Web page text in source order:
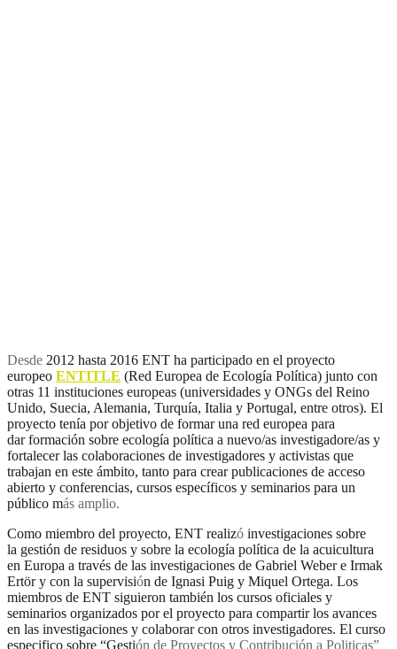
Desde 2012 hasta 2016 ENT ha participado en el proyecto
europeo ENTITLE (Red Europea de Ecología Política) junto con
otras 11 instituciones europeas (universidades y ONGs del Reino
Unido, Suecia, Alemania, Turquía, Italia y Portugal, entre otros). El
proyecto tenía por objetivo de formar una red europea para
dar formación sobre ecología política a nuevo/as investigadore/as y
fortalecer las colaboraciones de investigadores y activistas que
trabajan en este ámbito, tanto para crear publicaciones de acceso
abierto y conferencias, cursos específicos y seminarios para un
público más amplio.
Como miembro del proyecto, ENT realizó investigaciones sobre
la gestión de residuos y sobre la ecología política de la acuicultura
en Europa a través de las investigaciones de Gabriel Weber e Irmak
Ertör y con la supervisión de Ignasi Puig y Miquel Ortega. Los
miembros de ENT siguieron también los cursos oficiales y
seminarios organizados por el proyecto para compartir los avances
en las investigaciones y colaborar con otros investigadores. El curso
especifico sobre “Gestión de Proyectos y Contribución a Politicas”